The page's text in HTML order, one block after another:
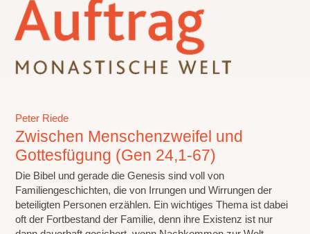
Peter Riede
Zwischen Menschenzweifel und
Gottesfügung (Gen 24,1-67)
Die Bibel und gerade die Genesis sind voll von
Familiengeschichten, die von Irrungen und Wirrungen der
beteiligten Personen erzählen. Ein wichtiges Thema ist dabei
oft der Fortbestand der Familie, denn ihre Existenz ist nur